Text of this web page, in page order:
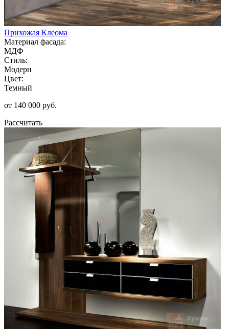
Прихожая Клеома
Материал фасада:
МДФ
Стиль:
Модерн
Цвет:
Темный
от 140 000 руб.
Рассчитать